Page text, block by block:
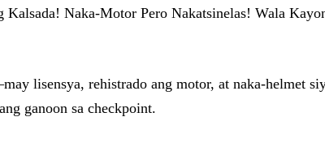
Kalsada! Naka-Motor Pero Nakatsinelas! Wala
lisensya, rehistrado ang motor, at naka-helmet
ganoon sa checkpoint.